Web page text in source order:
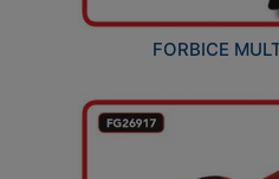
FORBICE